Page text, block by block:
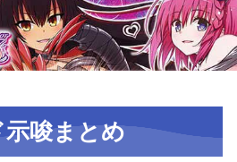
唆まとめ